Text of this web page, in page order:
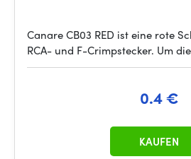
Canare CB03 RED ist eine rote
RCA- und F-Crimpstecker. Um die
0.4 €
KAUFEN